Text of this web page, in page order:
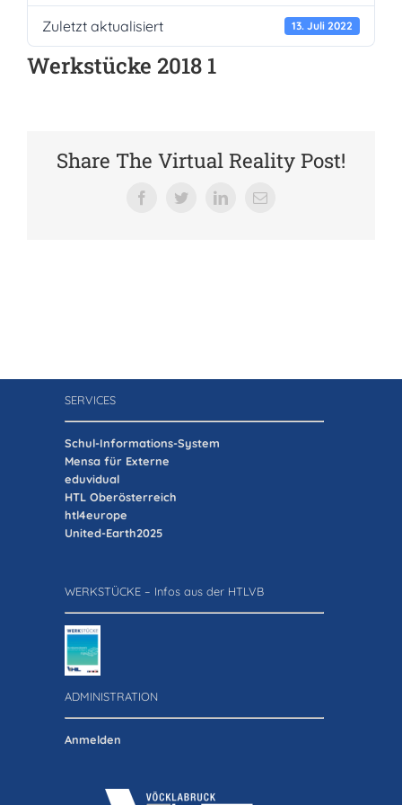
Verein der Freunde
Zuletzt aktualisiert 13. Juli 2022
Werkstücke 2018 1
Share The Virtual Reality Post!
FacebookTwitterLinkedIn
E-
SERVICES
Schul-Informations-System
Mensa für Externe
eduvidual
HTL Oberösterreich
htl4europe
United-Earth2025
WERKSTÜCKE – Infos aus der HTLVB
ADMINISTRATION
Anmelden